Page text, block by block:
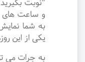
"نوبت
و ساعت های
به شما
یکی از این